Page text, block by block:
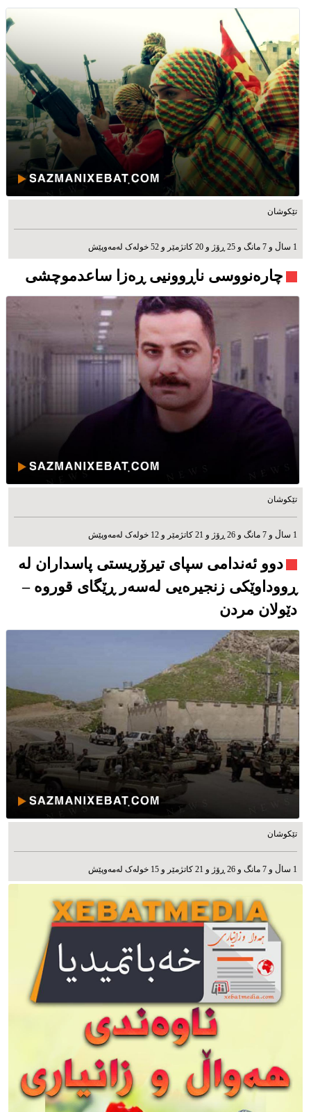
تێکوشان
1 ساڵ و 7 مانگ و 25 ڕۆژ و 20 کاتژمێر و 52 خوله‌ک له‌مه‌وپێش‌
چارەنووسی ناڕوونیی ڕەزا ساعدموچشی
تێکوشان
1 ساڵ و 7 مانگ و 26 ڕۆژ و 21 کاتژمێر و 12 خوله‌ک له‌مه‌وپێش‌
دوو ئەندامی سپای تیرۆریستی پاسداران لە
ڕووداوێکی زنجیرەیی لەسەر ڕێگای قوروە –
دێولان مردن
تێکوشان
1 ساڵ و 7 مانگ و 26 ڕۆژ و 21 کاتژمێر و 15 خوله‌ک له‌مه‌وپێش‌